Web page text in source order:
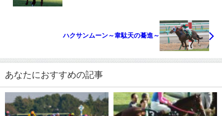
ハクサンムーン～韋駄天の驀進～
あなたにおすすめの記事